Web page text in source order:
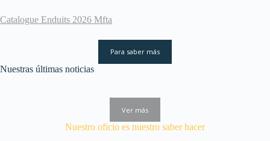
Catalogue Enduits 2026 Mfta
Para saber más
Nuestras últimas noticias
Ver más
Nuestro oficio es nuestro saber hacer